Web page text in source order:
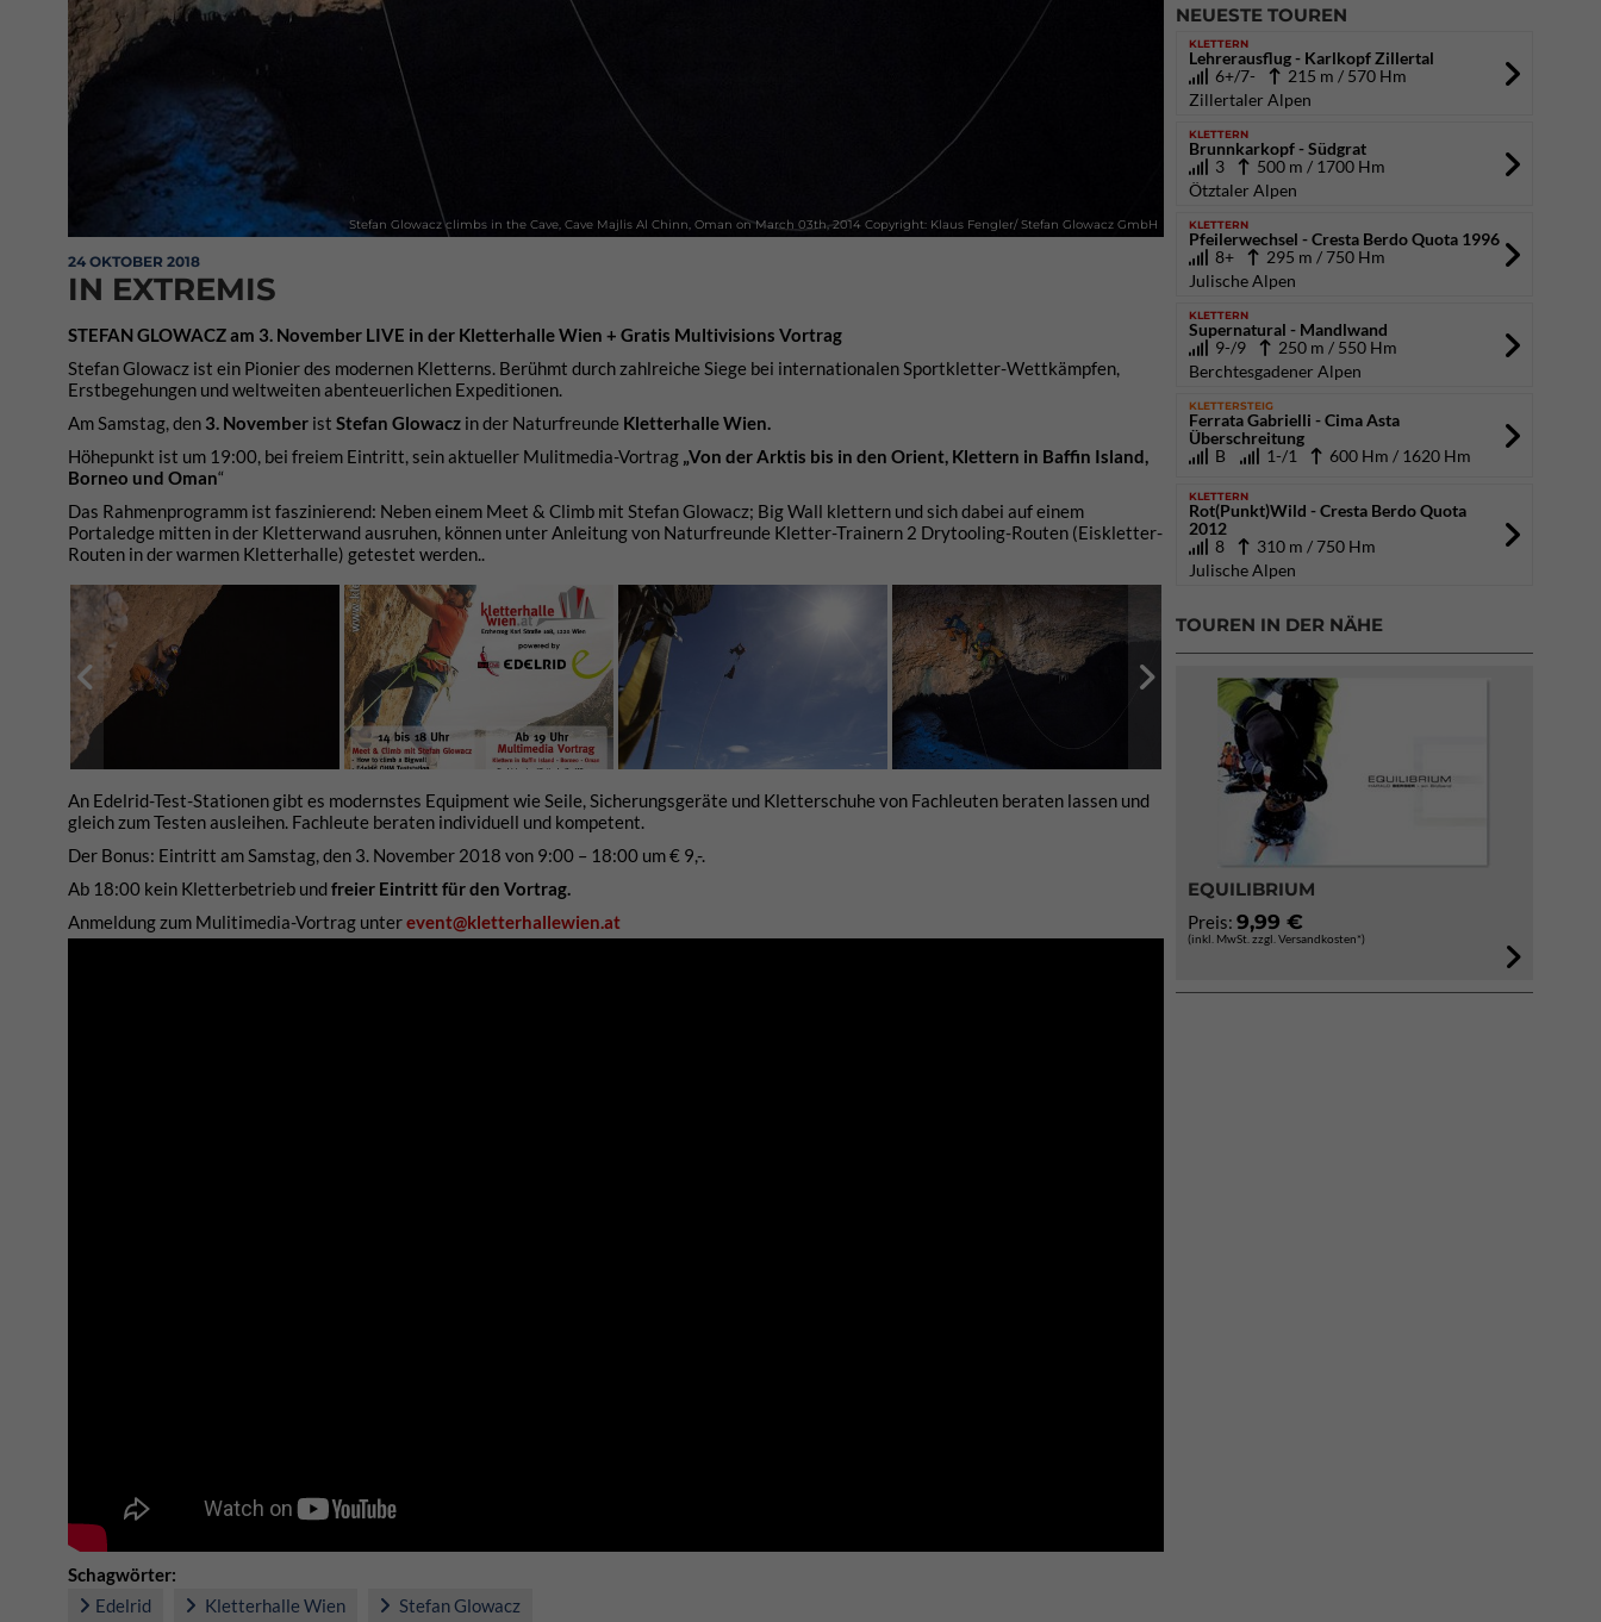
Stefan Glowacz climbs in the Cave, Cave Majlis Al Chinn, Oman on March 03th, 2014 Copyright: Klaus Fengler/ Stefan Glowacz GmbH
24 OKTOBER 2018
IN EXTREMIS
STEFAN GLOWACZ am 3. November LIVE in der Kletterhalle Wien + Gratis Multivisions Vortrag
Stefan Glowacz ist ein Pionier des modernen Kletterns. Berühmt durch zahlreiche Siege bei internationalen Sportkletter-Wettkämpfen,
Erstbegehungen und weltweiten abenteuerlichen Expeditionen.
Am Samstag, den 3. November ist Stefan Glowacz in der Naturfreunde Kletterhalle Wien.
Höhepunkt ist um 19:00, bei freiem Eintritt, sein aktueller Mulitmedia-Vortrag „Von der Arktis bis in den Orient, Klettern in Baffin Island,
Borneo und Oman“
Das Rahmenprogramm ist faszinierend: Neben einem Meet & Climb mit Stefan Glowacz; Big Wall klettern und sich dabei auf einem
Portaledge mitten in der Kletterwand ausruhen, können unter Anleitung von Naturfreunde Kletter-Trainern 2 Drytooling-Routen (Eiskletter-
Routen in der warmen Kletterhalle) getestet werden..
An Edelrid-Test-Stationen gibt es modernstes Equipment wie Seile, Sicherungsgeräte und Kletterschuhe von Fachleuten beraten lassen und
gleich zum Testen ausleihen. Fachleute beraten individuell und kompetent.
Der Bonus: Eintritt am Samstag, den 3. November 2018 von 9:00 – 18:00 um € 9,-.
Ab 18:00 kein Kletterbetrieb undfreier Eintritt für den Vortrag.
Anmeldung zum Mulitimedia-Vortrag unterevent@kletterhallewien.at
Schagwörter:
Edelrid
Kletterhalle Wien Stefan Glowacz
NEUESTE TOUREN
KLETTERN
Lehrerausflug - Karlkopf Zillertal
6+/7-
215 m / 570 Hm
Zillertaler Alpen
KLETTERN
Brunnkarkopf - Südgrat
3
500 m / 1700 Hm
Ötztaler Alpen
KLETTERN
Pfeilerwechsel - Cresta Berdo Quota 1996
8+
295 m / 750 Hm
Julische Alpen
KLETTERN
Supernatural - Mandlwand
9-/9
250 m / 550 Hm
Berchtesgadener Alpen
KLETTERSTEIG
Ferrata Gabrielli - Cima Asta
Überschreitung
B
1-/1 600 Hm / 1620 Hm
KLETTERN
Rot(Punkt)Wild - Cresta Berdo Quota
2012
8
310 m / 750 Hm
Julische Alpen
TOUREN IN DER NÄHE
EQUILIBRIUM
Preis: 9,99 €
(inkl. MwSt. zzgl. Versandkosten*)